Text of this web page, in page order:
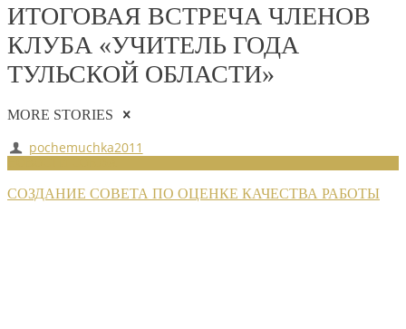
ИТОГОВАЯ ВСТРЕЧА ЧЛЕНОВ
КЛУБА «УЧИТЕЛЬ ГОДА
ТУЛЬСКОЙ ОБЛАСТИ»
MORE STORIES
pochemuchka2011
СОЗДАНИЕ СОВЕТА ПО ОЦЕНКЕ КАЧЕСТВА РАБОТЫ